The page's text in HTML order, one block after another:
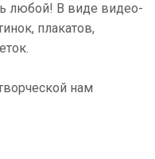
любой! В виде видео-
плакатов,
нам